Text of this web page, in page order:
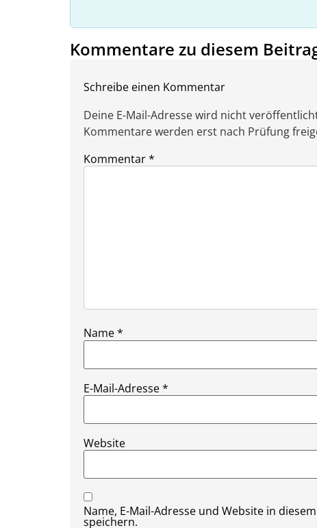
Kommentare zu diesem
Schreibe einen Kommentar
Deine E-Mail-Adresse wird nicht
Kommentare werden erst nach Prüfung
Kommentar*
Name*
E-Mail-Adresse*
Website
Name, E-Mail-Adresse und Website in
speichern.